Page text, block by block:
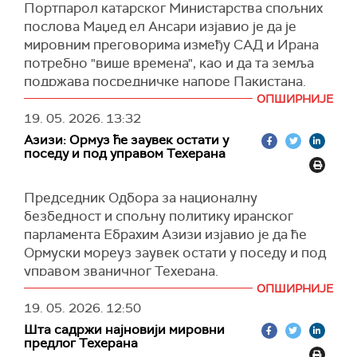
Портпарол катарског Министарства спољних
послова Маџед ел Ансари изјавио је да је
мировним преговорима између САД и Ирана
потребно "више времена", као и да та земља
подржава посредничке напоре Пакистана.
"Подржавамо дипломатске напоре Пакистана
који је показао озбиљност у окупљању страна
и проналажењу решења, и верујемо да је
потребно више времена", рекао је Ел Ансари
Џазира.
Истакао је да ниједна земља нема право, ни
под којим околностима, да "омета" приступ
Ормуском мореузу, и да то што су само два
танкера за течни природни гас прешла тај
саобраћај.
Катарски званичник је казао да је Доха у
ОПШИРНИЈЕ
19. 05. 2026. 13:32
Азизи: Ормуз ће заувек остати у
поседу и под управом Техерана
Председник Одбора за националну
безбедност и спољну политику иранског
парламента Ебрахим Азизи изјавио је да ће
Ормуски мореуз заувек остати у поседу и под
управом званичног Техерана.
Азизи је рекао да је Ормуски мореуз
"свеобухватна економска, политичка и војна
полуга Ирана", као и да ће бити одбрањен
"пуном снагом", преноси
ОПШИРНИЈЕ
19. 05. 2026. 12:50
Шта садржи најновији мировни
предлог Техерана